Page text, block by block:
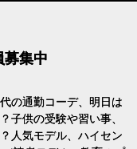
募集中
の通勤コーデ、明日は
子供の受験や習い事、
人気モデル、ハイセン